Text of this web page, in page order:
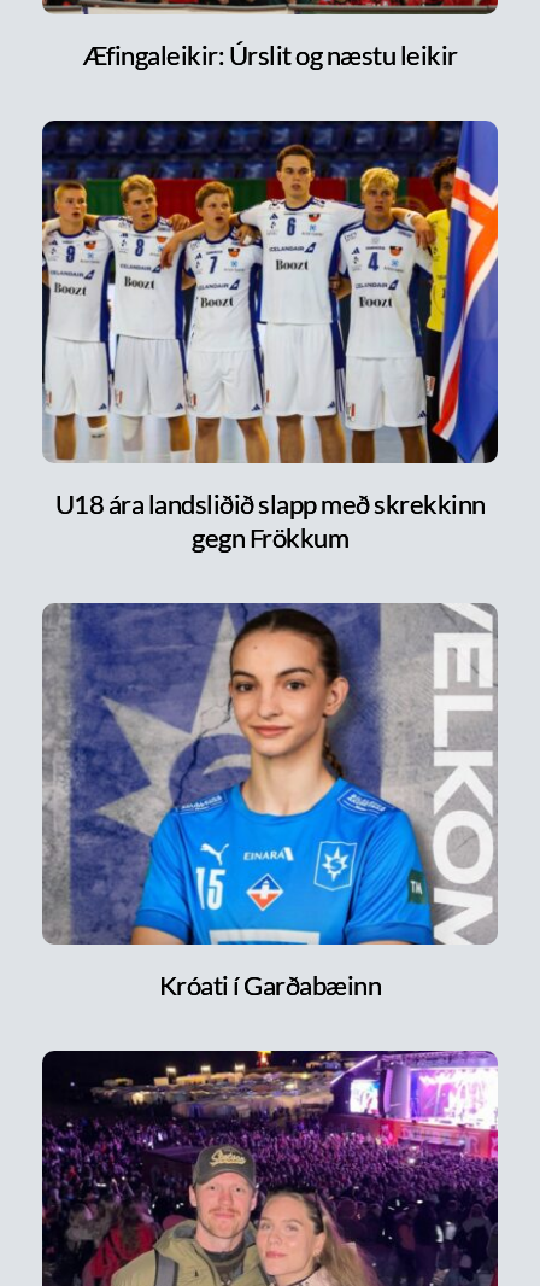
Æfingaleikir: Úrslit og næstu leikir
U18 ára landsliðið slapp með skrekkinn
gegn Frökkum
Króati í Garðabæinn